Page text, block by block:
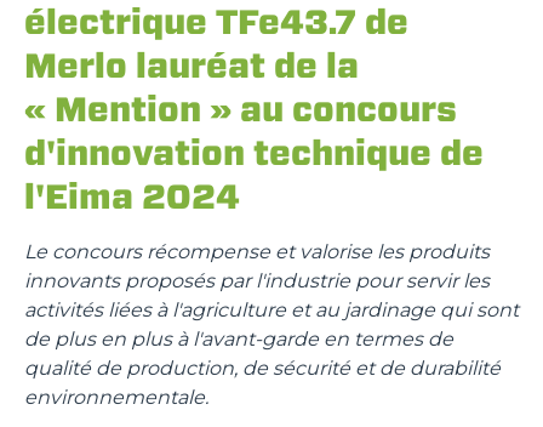
électrique TFe43.7 de
Merlo lauréat de la
« Mention » au concours
d'innovation technique de
l'Eima 2024
Le concours récompense et valorise les produits
innovants proposés par l'industrie pour servir les
activités liées à l'agriculture et au jardinage qui sont
de plus en plus à l'avant-garde en termes de
qualité de production, de sécurité et de durabilité
environnementale.